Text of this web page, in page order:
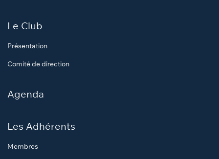
Le Club
Présentation
Comité de direction
Agenda
Les Adhérents
Membres